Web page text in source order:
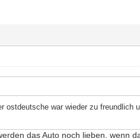
ostdeutsche war wieder zu freundlich
das Auto noch lieben, wenn